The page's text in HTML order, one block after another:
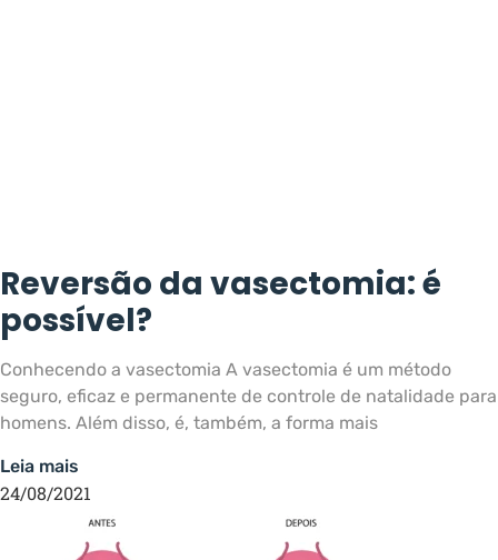
Reversão da vasectomia: é
possível?
Conhecendo a vasectomia A vasectomia é um método
seguro, eficaz e permanente de controle de natalidade para
homens. Além disso, é, também, a forma mais
Leia mais
24/08/2021